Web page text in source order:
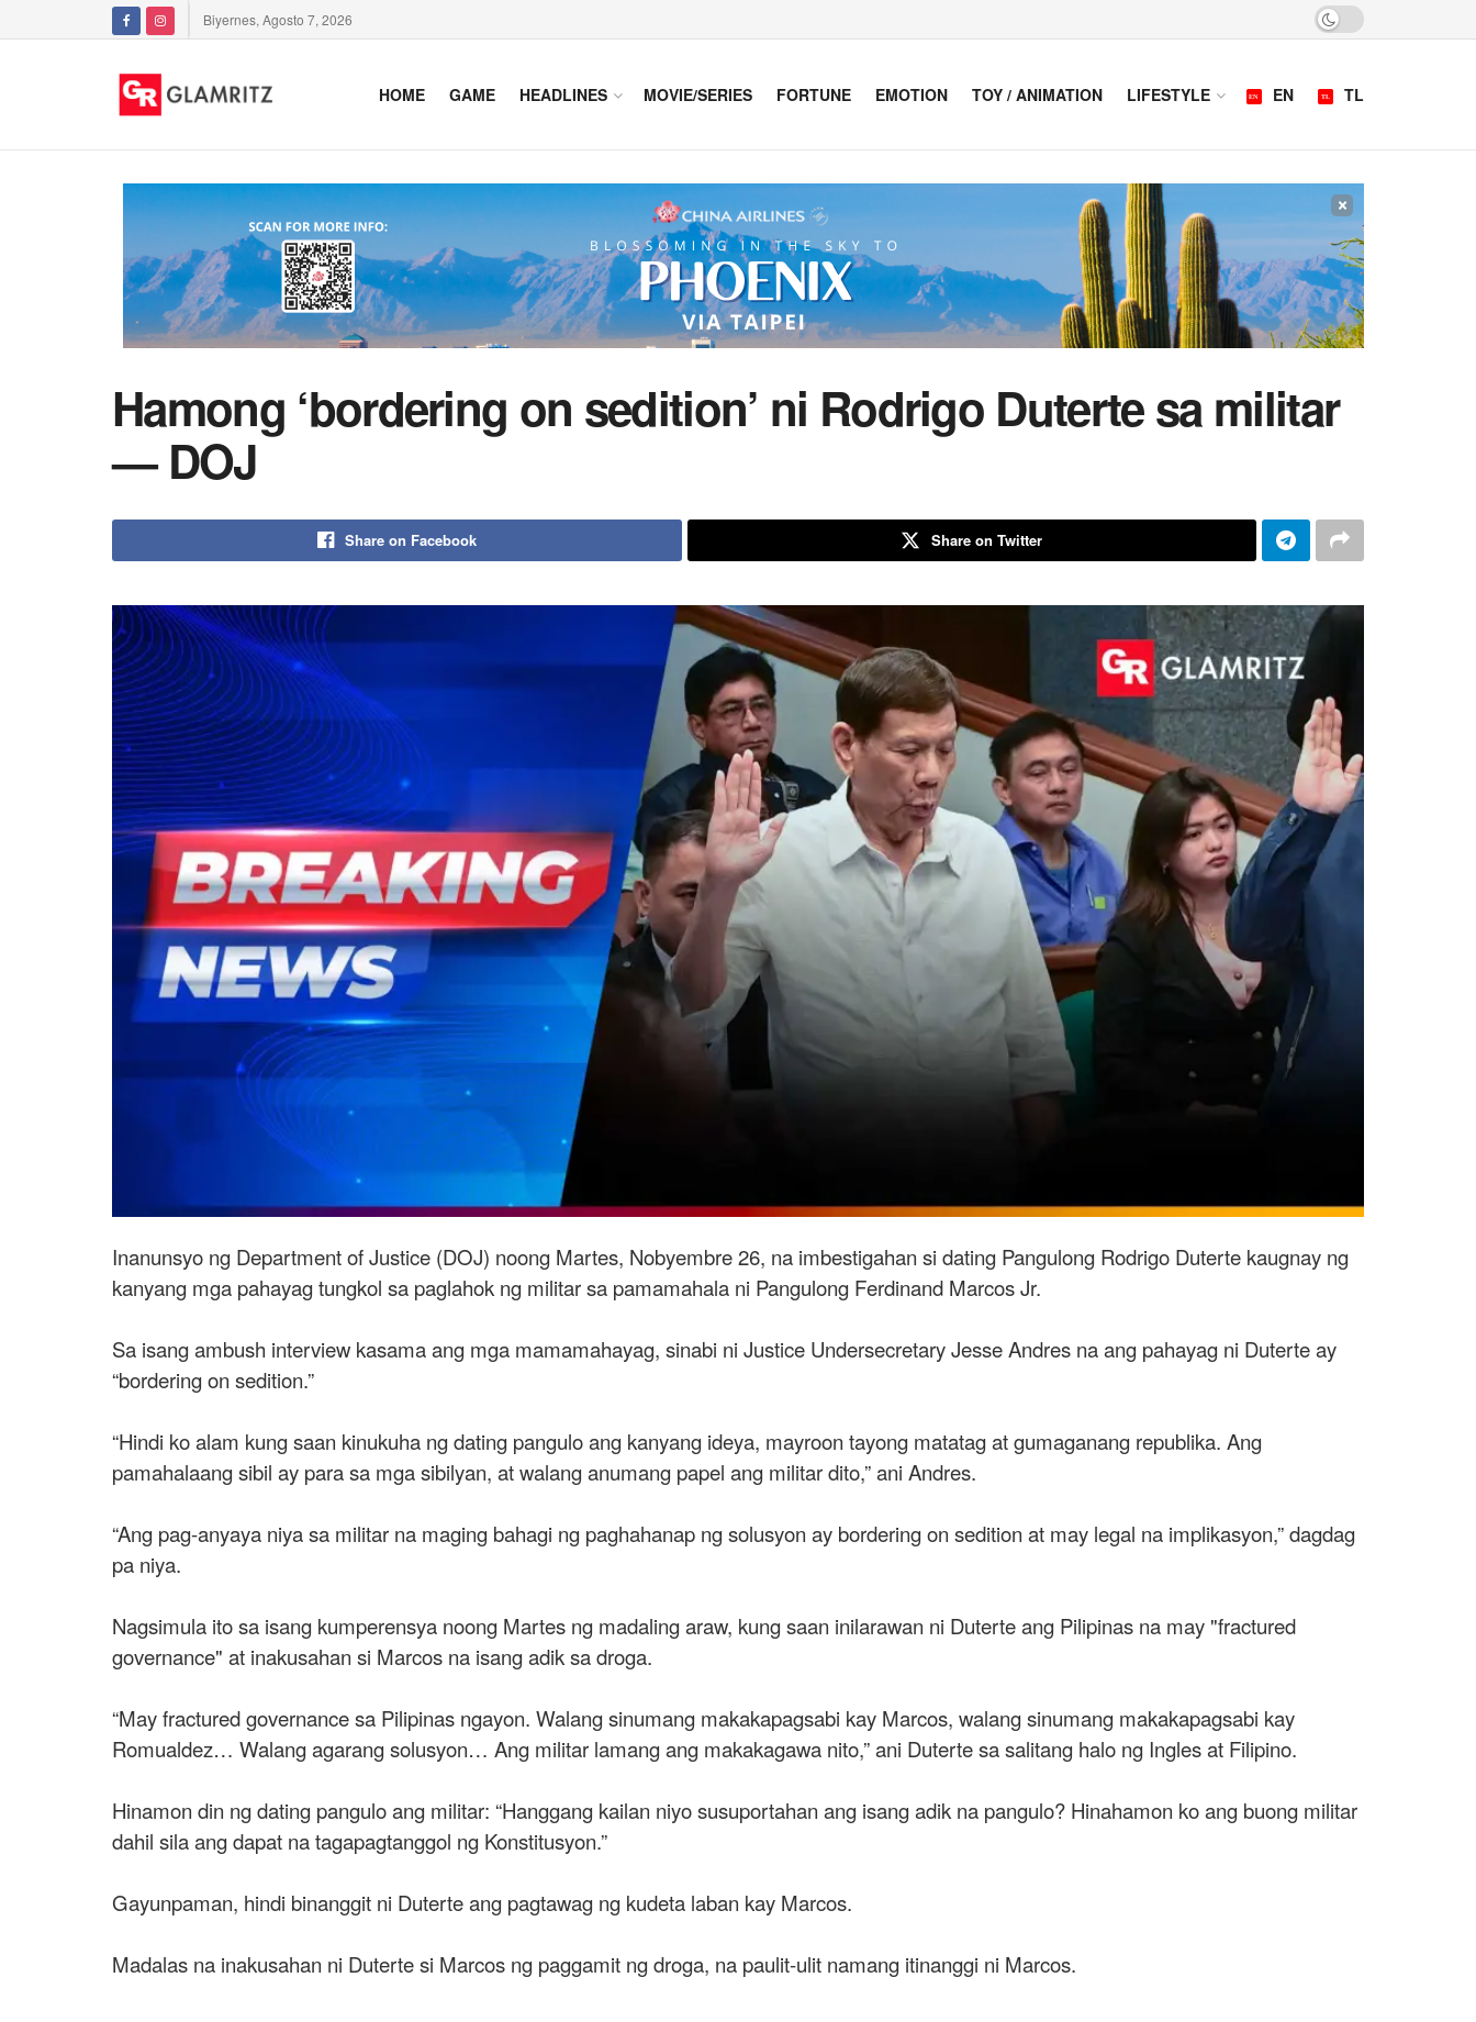
Biyernes, Agosto 7, 2026
HOME GAME HEADLINES MOVIE/SERIES FORTUNE EMOTION TOY / ANIMATION LIFESTYLE EN TL
×
Hamong ‘bordering on sedition’ ni Rodrigo Duterte sa militar
— DOJ
Share on Facebook Share on Twitter
Inanunsyo ng Department of Justice (DOJ) noong Martes, Nobyembre 26, na imbestigahan si dating Pangulong Rodrigo Duterte kaugnay ng
kanyang mga pahayag tungkol sa paglahok ng militar sa pamamahala ni Pangulong Ferdinand Marcos Jr.
Sa isang ambush interview kasama ang mga mamamahayag, sinabi ni Justice Undersecretary Jesse Andres na ang pahayag ni Duterte ay
“bordering on sedition.”
“Hindi ko alam kung saan kinukuha ng dating pangulo ang kanyang ideya, mayroon tayong matatag at gumaganang republika. Ang
pamahalaang sibil ay para sa mga sibilyan, at walang anumang papel ang militar dito,” ani Andres.
“Ang pag-anyaya niya sa militar na maging bahagi ng paghahanap ng solusyon ay bordering on sedition at may legal na implikasyon,” dagdag
pa niya.
Nagsimula ito sa isang kumperensya noong Martes ng madaling araw, kung saan inilarawan ni Duterte ang Pilipinas na may "fractured
governance" at inakusahan si Marcos na isang adik sa droga.
“May fractured governance sa Pilipinas ngayon. Walang sinumang makakapagsabi kay Marcos, walang sinumang makakapagsabi kay
Romualdez… Walang agarang solusyon… Ang militar lamang ang makakagawa nito,” ani Duterte sa salitang halo ng Ingles at Filipino.
Hinamon din ng dating pangulo ang militar: “Hanggang kailan niyo susuportahan ang isang adik na pangulo? Hinahamon ko ang buong militar
dahil sila ang dapat na tagapagtanggol ng Konstitusyon.”
Gayunpaman, hindi binanggit ni Duterte ang pagtawag ng kudeta laban kay Marcos.
Madalas na inakusahan ni Duterte si Marcos ng paggamit ng droga, na paulit-ulit namang itinanggi ni Marcos.